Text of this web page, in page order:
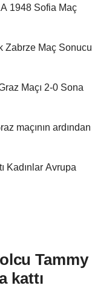
1948 Sofia Maç
Zabrze Maç Sonucu
Maçı 2-0 Sona
maçının ardından
Kadınlar Avrupa
Tammy
kattı